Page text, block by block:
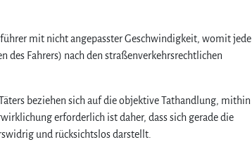
mit nicht angepasster Geschwindigkeit, womit jede
Fahrers) nach den straßenverkehrsrechtlichen
beziehen sich auf die objektive Tathandlung, mithin
erforderlich ist daher, dass sich gerade die
und rücksichtslos darstellt.